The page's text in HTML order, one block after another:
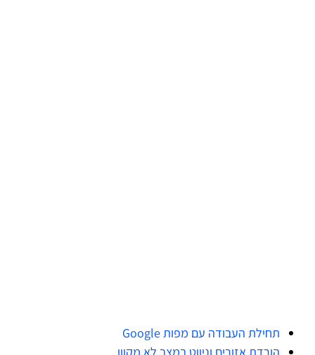
תחילת העבודה עם מפות Google